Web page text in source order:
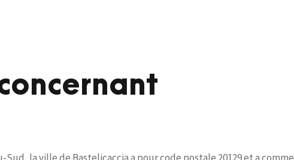
la ville de Bastelicaccia a pour code postale 20129 et a comme